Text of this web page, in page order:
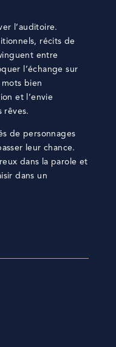
l’auditoire.
récits de
entre
l’échange sur
bien
et l’envie
rêves.
de personnages
leur chance.
dans la parole et
dans un